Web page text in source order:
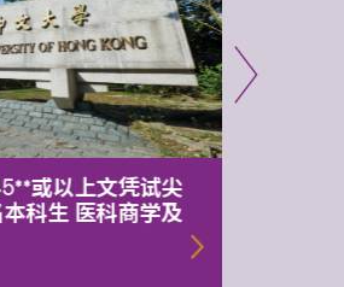
或以上文凭试尖
科生 医科商学及